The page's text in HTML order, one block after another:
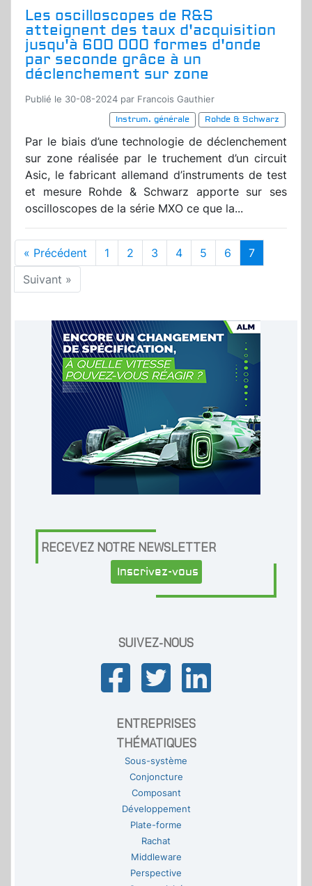
Les oscilloscopes de R&S
atteignent des taux d'acquisition
jusqu'à 600 000 formes d'onde
par seconde grâce à un
déclenchement sur zone
Publié le 30-08-2024 par Francois Gauthier
Instrum. générale
Rohde & Schwarz
Par le biais d’une technologie de déclenchement
sur zone réalisée par le truchement d’un circuit
Asic, le fabricant allemand d’instruments de test
et mesure Rohde & Schwarz apporte sur ses
oscilloscopes de la série MXO ce que la...
« Précédent 1 2 3 4 5 6
7
Suivant »
RECEVEZ NOTRE NEWSLETTER
Inscrivez-vous
SUIVEZ-NOUS
ENTREPRISES
THÉMATIQUES
Sous-système
Conjoncture
Composant
Développement
Plate-forme
Rachat
Middleware
Perspective